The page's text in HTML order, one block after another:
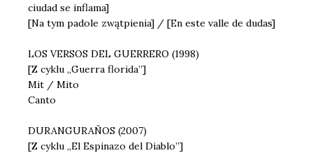
ciudad se inflama]
[Na tym padole zwątpienia] / [En este valle de dudas]
LOS VERSOS DEL GUERRERO (1998)
[Z cyklu „Guerra florida”]
Mit / Mito
Canto
DURANGURAÑOS (2007)
[Z cyklu „El Espinazo del Diablo”]